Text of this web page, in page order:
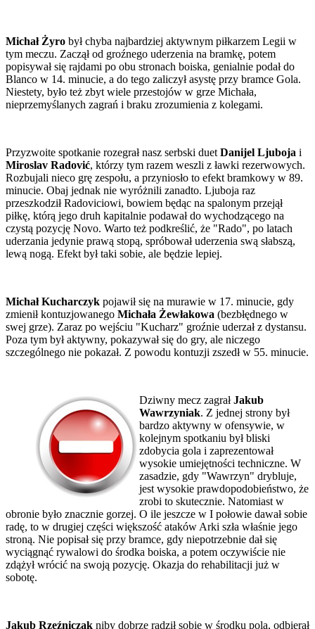
Michał Żyro był chyba najbardziej aktywnym piłkarzem Legii w
tym meczu. Zaczął od groźnego uderzenia na bramkę, potem
popisywał się rajdami po obu stronach boiska, genialnie podał do
Blanco w 14. minucie, a do tego zaliczył asystę przy bramce Gola.
Niestety, było też zbyt wiele przestojów w grze Michała,
nieprzemyślanych zagrań i braku zrozumienia z kolegami.
Przyzwoite spotkanie rozegrał nasz serbski duet Danijel Ljuboja i
Miroslav Radović, którzy tym razem weszli z ławki rezerwowych.
Rozbujali nieco grę zespołu, a przyniosło to efekt bramkowy w 89.
minucie. Obaj jednak nie wyróżnili zanadto. Ljuboja raz
przeszkodził Radoviciowi, bowiem będąc na spalonym przejął
piłkę, którą jego druh kapitalnie podawał do wychodzącego na
czystą pozycję Novo. Warto też podkreślić, że "Rado", po latach
uderzania jedynie prawą stopą, spróbował uderzenia swą słabszą,
lewą nogą. Efekt był taki sobie, ale będzie lepiej.
Michał Kucharczyk pojawił się na murawie w 17. minucie, gdy
zmienił kontuzjowanego Michała Żewłakowa (bezbłędnego w
swej grze). Zaraz po wejściu "Kucharz" groźnie uderzał z dystansu.
Poza tym był aktywny, pokazywał się do gry, ale niczego
szczególnego nie pokazał. Z powodu kontuzji zszedł w 55. minucie.
Dziwny mecz zagrałJakub
Wawrzyniak. Z jednej strony był
bardzo aktywny w ofensywie, w
kolejnym spotkaniu był bliski
zdobycia gola i zaprezentował
wysokie umiejętności techniczne. W
zasadzie, gdy "Wawrzyn" drybluje,
jest wysokie prawdopodobieństwo, że
zrobi to skutecznie. Natomiast w
obronie było znacznie gorzej. O ile jeszcze w I połowie dawał sobie
radę, to w drugiej części większość ataków Arki szła właśnie jego
stroną. Nie popisał się przy bramce, gdy niepotrzebnie dał się
wyciągnąć rywalowi do środka boiska, a potem oczywiście nie
zdążył wrócić na swoją pozycję. Okazja do rehabilitacji już w
sobotę.
Jakub Rzeźniczak niby dobrze radził sobie w środku pola, odbierał